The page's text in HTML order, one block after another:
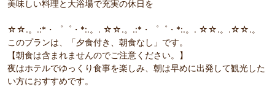
美味しい料理と大浴場で充実の休日を
☆☆.。.:*・゜゜・*:.。. ☆☆.。.:*・゜゜・*:.。. ☆☆.。.☆☆.。
このプランは、「夕食付き、朝食なし」です。
【朝食は含まれませんのでご注意ください。】
夜はホテルでゆっくり食事を楽しみ、朝は早めに出発して観光した
い方におすすめです。